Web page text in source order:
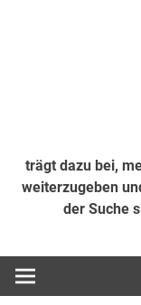
trägt dazu bei,
weiterzugeben
der Suche